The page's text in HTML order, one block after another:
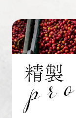
すてきな道
具
業務用
インドネシ
ア